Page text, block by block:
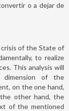
o a dejar de
of the State of
to realize
This analysis will
dimension of the
on the one hand,
other hand, the
of the mentioned